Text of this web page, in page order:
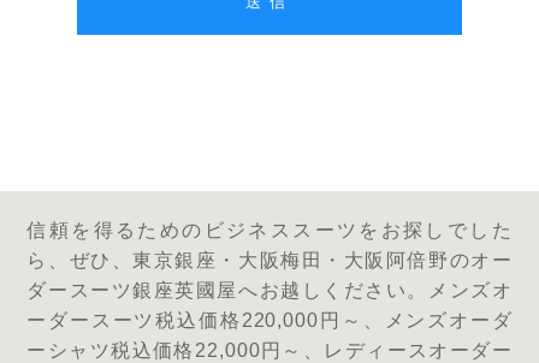
信頼を得るためのビジネススーツをお探しでした
ら、ぜひ、東京銀座・大阪梅田・大阪阿倍野のオー
ダースーツ銀座英國屋へお越しください。メンズオ
ーダースーツ税込価格220,000円～、メンズオーダ
ーシャツ税込価格22,000円～、レディースオーダー